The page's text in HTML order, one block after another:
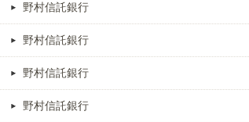
野村信託銀行
野村信託銀行
野村信託銀行
野村信託銀行